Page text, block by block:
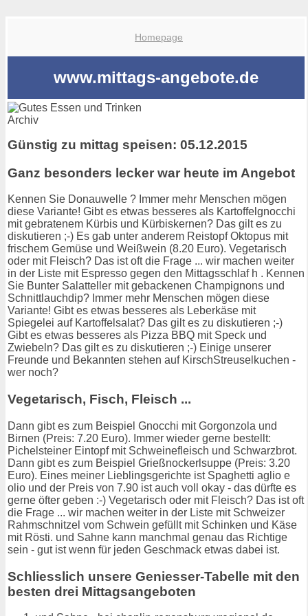
Homepage
www.mittags-angebote.de
Archiv
Günstig zu mittag speisen: 05.12.2015
Ganz besonders lecker war heute im Angebot
Kennen Sie Donauwelle ? Immer mehr Menschen mögen
diese Variante! Gibt es etwas besseres als Kartoffelgnocchi
mit gebratenem Kürbis und Kürbiskernen? Das gilt es zu
diskutieren ;-) Es gab unter anderem Reistopf Oktopus mit
frischem Gemüse und Weißwein (8.20 Euro). Vegetarisch
oder mit Fleisch? Das ist oft die Frage ... wir machen weiter
in der Liste mit Espresso gegen den Mittagsschlaf h . Kennen
Sie Bunter Salatteller mit gebackenen Champignons und
Schnittlauchdip? Immer mehr Menschen mögen diese
Variante! Gibt es etwas besseres als Leberkäse mit
Spiegelei auf Kartoffelsalat? Das gilt es zu diskutieren ;-)
Gibt es etwas besseres als Pizza BBQ mit Speck und
Zwiebeln? Das gilt es zu diskutieren ;-) Einige unserer
Freunde und Bekannten stehen auf KirschStreuselkuchen -
wer noch?
Vegetarisch, Fisch, Fleisch ...
Dann gibt es zum Beispiel Gnocchi mit Gorgonzola und
Birnen (Preis: 7.20 Euro). Immer wieder gerne bestellt:
Pichelsteiner Eintopf mit Schweinefleisch und Schwarzbrot.
Dann gibt es zum Beispiel Grießnockerlsuppe (Preis: 3.20
Euro). Eines meiner Lieblingsgerichte ist Spaghetti aglio e
olio und der Preis von 7.90 ist auch voll okay - das dürfte es
gerne öfter geben :-) Vegetarisch oder mit Fleisch? Das ist oft
die Frage ... wir machen weiter in der Liste mit Schweizer
Rahmschnitzel vom Schwein gefüllt mit Schinken und Käse
mit Rösti. und Sahne kann manchmal genau das Richtige
sein - gut ist wenn für jeden Geschmack etwas dabei ist.
Schliesslich unsere Geniesser-Tabelle mit den
besten drei Mittagsangeboten